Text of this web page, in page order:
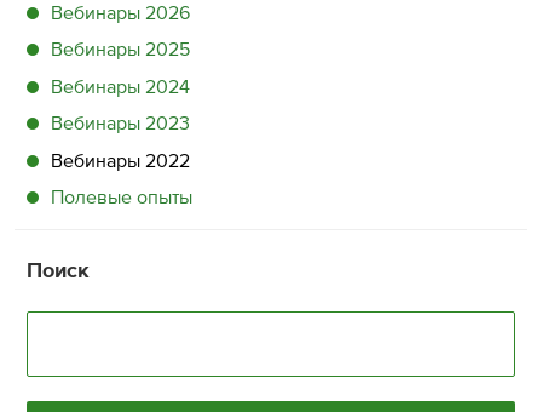
Вебинары 2026
Вебинары 2025
Вебинары 2024
Вебинары 2023
Вебинары 2022
Полевые опыты
Поиск